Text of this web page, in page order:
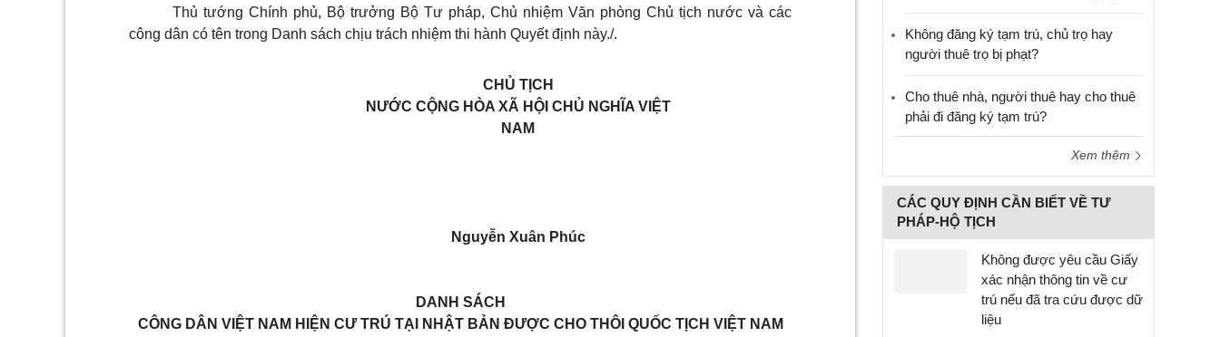
Thủ tướng Chính phủ, Bộ trưởng Bộ Tư pháp, Chủ nhiệm Văn phòng Chủ tịch nước và các
công dân có tên trong Danh sách chịu trách nhiệm thi hành Quyết định này./.
CHỦ TỊCH
NƯỚC CỘNG HÒA XÃ HỘI CHỦ NGHĨA VIỆT
NAM
Nguyễn Xuân Phúc
DANH SÁCH
CÔNG DÂN VIỆT NAM HIỆN CƯ TRÚ TẠI NHẬT BẢN ĐƯỢC CHO THÔI QUỐC TỊCH VIỆT NAM
Không đăng ký tạm trú, chủ trọ hay
người thuê trọ bị phạt?
Cho thuê nhà, người thuê hay cho thuê
phải đi đăng ký tạm trú?
Xem thêm
CÁC QUY ĐỊNH CẦN BIẾT VỀ TƯ
PHÁP-HỘ TỊCH
Không được yêu cầu Giấy
xác nhận thông tin về cư
trú nếu đã tra cứu được dữ
liệu